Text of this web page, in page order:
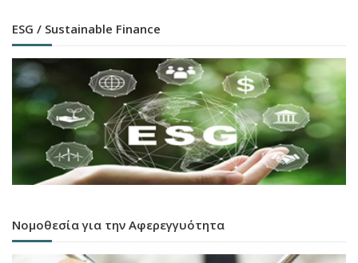
ESG / Sustainable Finance
Νομοθεσία για την Αφερεγγυότητα